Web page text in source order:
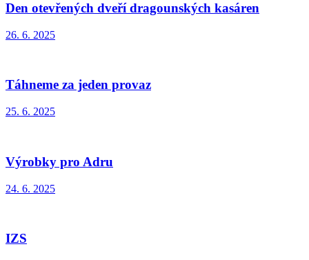
Den otevřených dveří dragounských kasáren
26. 6. 2025
Táhneme za jeden provaz
25. 6. 2025
Výrobky pro Adru
24. 6. 2025
IZS